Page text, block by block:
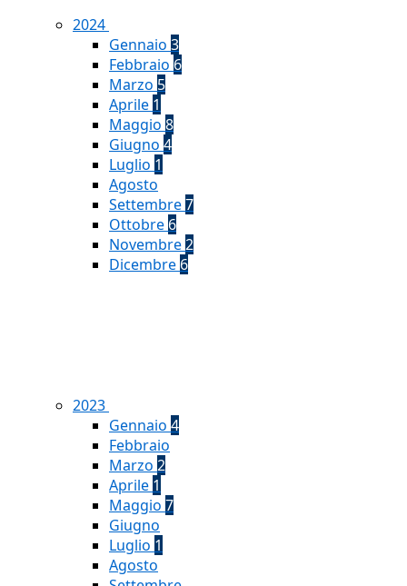
2024
Gennaio 3
Febbraio 6
Marzo 5
Aprile 1
Maggio 8
Giugno 4
Luglio 1
Agosto
Settembre7
Ottobre 6
Novembre2
Dicembre 6
2023
Gennaio 4
Febbraio
Marzo 2
Aprile 1
Maggio 7
Giugno
Luglio 1
Agosto